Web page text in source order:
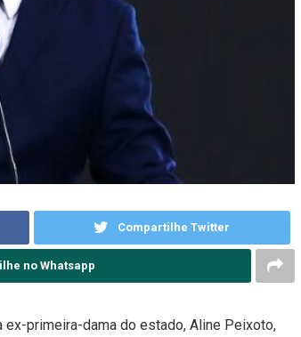
Compartilhe Twitter
no Whatsapp
ex-primeira-dama do estado, Aline Peixoto,